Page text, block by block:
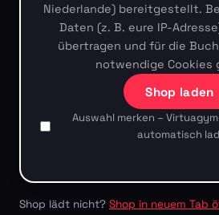
Niederlande) bereitgestellt.
Daten (z. B. eure IP-
übertragen und für die
notwendige Cookies
Shop laden
Auswahl merken –
automatisch
Shop lädt nicht? Shop in neuem Tab